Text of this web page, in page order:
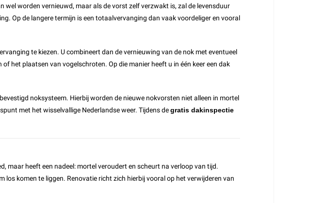
worden vernieuwd, maar als de vorst zelf verzwakt is, zal de levensduur
Op de langere termijn is een totaalvervanging dan vaak voordeliger en vooral
te kiezen. U combineert dan de vernieuwing van de nok met eventueel
het plaatsen van vogelschroten. Op die manier heeft u in één keer een dak
noksysteem. Hierbij worden de nieuwe nokvorsten niet alleen in mortel
met het wisselvallige Nederlandse weer. Tijdens degratis dakinspectie
maar heeft een nadeel: mortel veroudert en scheurt na verloop van tijd.
komen te liggen. Renovatie richt zich hierbij vooral op het verwijderen van